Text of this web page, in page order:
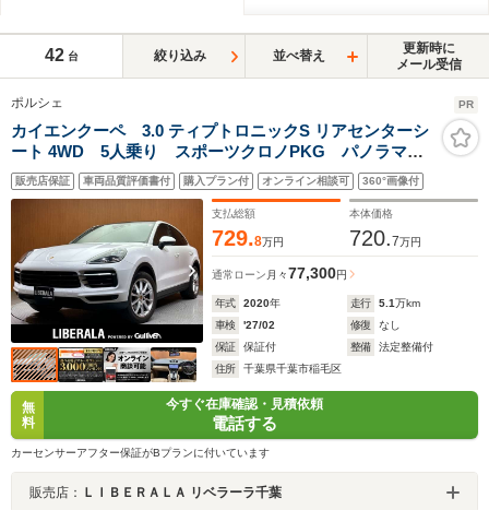
42 台 絞り込み 並べ替え
更新時に
メール受信
ポルシェ PR
カイエンクーペ 3.0 ティプトロニックS リアセンターシ
ート 4WD 5人乗り スポーツクロノPKG パノラマ
SR ACC ベージュ革 シートH ナビ 360° Dイン
ナーミラー 純正20インチAW マトリックスLED 電動
リアゲート アクティブセーフティ エントリー&ドライ
ブシステム
販売店保証 車両品質評価書付 購入プラン付 オンライン相談可 360°画像付
支払総額
729.8万円
本体価格
720.7万円
通常ローン 月々77,300円
年式 2020年 走行 5.1万km
車検
'27/02 修復
なし
保証
保証付 整備
法定整備付
住所
千葉県千葉市稲毛区
無
料
今すぐ在庫確認・見積依頼
電話する
カーセンサーアフター保証がBプランに付いています
販売店： ＬＩＢＥＲＡＬＡ リベラーラ千葉